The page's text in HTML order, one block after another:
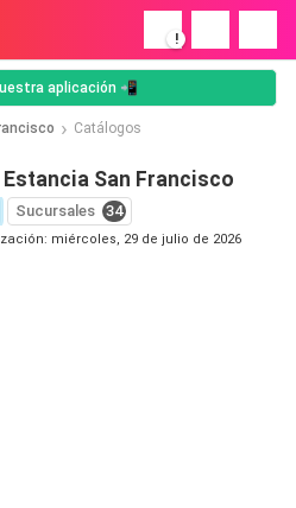
!
aplicación 📲
Catálogos
San Francisco
Sucursales 34
miércoles, 29 de julio de 2026